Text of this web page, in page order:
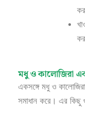
মধু ও কালোজিরা
একসঙ্গে মধু ও
সমাধান করে। এর কিছু